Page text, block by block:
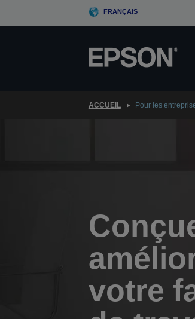
FRANÇAIS
ACCUEIL Pour les
votre